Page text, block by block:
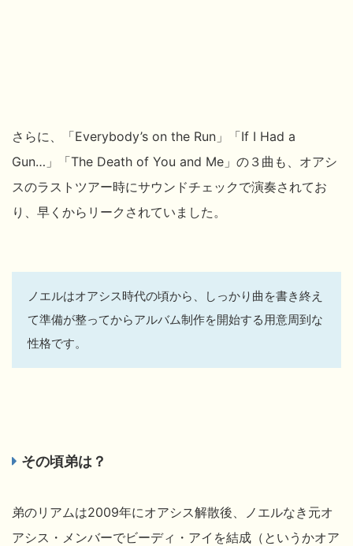
さらに、「Everybody’s on the Run」「If I Had a
Gun…」「The Death of You and Me」の３曲も、オアシ
スのラストツアー時にサウンドチェックで演奏されてお
り、早くからリークされていました。
ノエルはオアシス時代の頃から、しっかり曲を書き終え
て準備が整ってからアルバム制作を開始する用意周到な
性格です。
その頃弟は？
弟のリアムは2009年にオアシス解散後、ノエルなき元オ
アシス・メンバーでビーディ・アイを結成（というかオア